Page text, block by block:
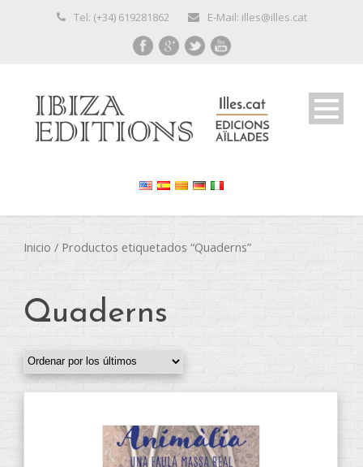
Tel: (+34) 619281862 E-Mail: illes@illes.cat
Inicio / Productos etiquetados “Quaderns”
Quaderns